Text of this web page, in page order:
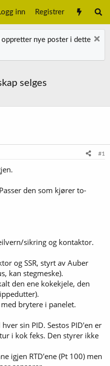
inn Registrer
nye poster i dette
selges
#1
den som kjører to-
sikring og kontaktor.
og SSR, styrt av Auber
kan stegmeske).
den ene kokekjele, den
brytere i panelet.
sin PID. Sestos PID'en er
i kok feks. Den styrer ikke
igjen RTD'ene (Pt 100) men